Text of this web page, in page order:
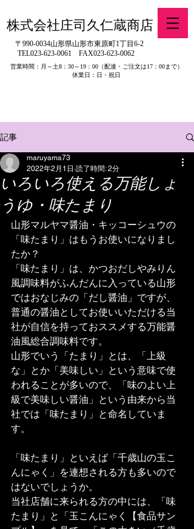
株式会社庄司久仁蔵商店
〒990-0034山形県山形市東原町1丁目6-2
TEL023-623-0061 FAX023-623-0062
営業時間：月～土8：30～19：00（配達・ご注文は17：00まで）
休業日：日・祝日
記事
いろいろ使える万能しょ
うゆ・味たまり
maruyama73
2022年2月1日 読了時間: 2分
山形マルヤマ醤油・キッコーシュウの
「味たまり」はもうお使いになりまし
たか？
「味たまり」は、かつおだしやみりん
風調味料がふんだんに入っている山形
ではおなじみの「だし醤油」ですが、
普通の醤油としてお使いいただける当
社が自信を持っておススメする万能醤
油風総合調味料です。
山形でいう「たまり」とは、「上級
な」とか「美味しい」という意味で使
われることが多いので、「味のよい上
級で美味しい醤油」という由来から当
社では「味たまり」と命名していま
す。
「味たまり」といえば「千歳山の玉こ
んにゃく」を連想される方も多いので
はないでしょうか。
当社店舗に来られる方の中には、「味
たまり」と「玉こんにゃく【食品サン